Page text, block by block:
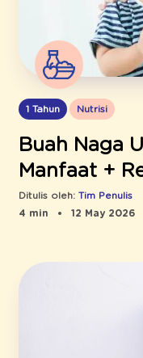
1 Tahun Nutrisi
Buah Naga
Manfaat +
Ditulis oleh: Tim Penulis
4 min
12 May 2026